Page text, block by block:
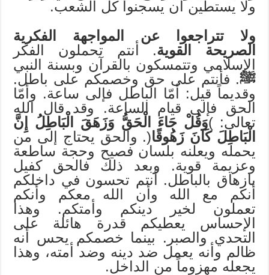
ولا يستطين أن يسجنوا كل الشعب.
ولا تتراجعوا عن المواجهة الفكرية
الصريحة القوية. أنتم تحملون الفكر
الإسلامي وتتمسكون بالقرآن وبسنة النبي
ﷺ. فأنتم على حق وخصمكم على باطل.
وقديماً قيل: أمّا الباطل فإلى ساعة. وأمّا
الحق فإلى قيام الساعة. وقد قال الله
تعالى: )وَقُلْ جَاءَ الْحَقُّ وَزَهَقَ الْبَاطِلُ إِنَّ
الْبَاطِلَ كَانَ زَهُوقًا(. والحق يحتاج إلى من
يحمله ويعلنه بلسان فصيح وحجة ساطعة
وعزيمة قوية. وبعد ذلك فالحق كفيل
بازهاق بالباطل. أنتم تحسون في داخلكم
أنكم مع الله وأن الله معكم وأنكم
تعملون لخير دينكم وأمتكم. وهذا
الإحساس يعطيكم قدرة هائلة على
التحدي والصبر. بينما خصمكم يحس أنه
ظالم وأنه يعمل ضد دينه وضد أمته، وهذا
يجعله مهزوماً من الداخل.